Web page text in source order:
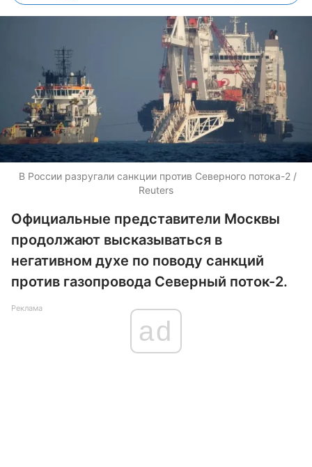
В России разругали санкции против Северного потока-2 /
Reuters
Официальные представители Москвы
продолжают высказываться в
негативном духе по поводу санкций
против газопровода Северный поток-2.
Реклама
ad